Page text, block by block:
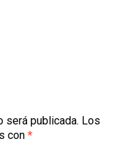
será publicada. Los
con *